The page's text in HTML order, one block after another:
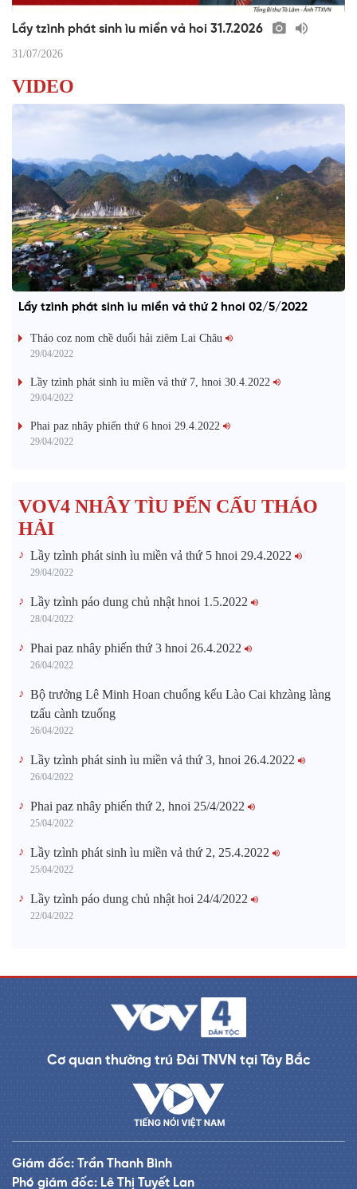
Lầy tzình phát sinh ìu miền vả hoi 31.7.2026
31/07/2026
VIDEO
Lầy tzình phát sinh ìu miền vả thứ 2 hnoi 02/5/2022
Tháo coz nom chề duổi hải ziêm Lai Châu
29/04/2022
Lầy tzình phát sinh ìu miền vả thứ 7, hnoi 30.4.2022
29/04/2022
Phai paz nhây phiến thứ 6 hnoi 29.4.2022
29/04/2022
VOV4 NHÂY TÌU PẾN CẤU THÁO
HẢI
Lầy tzình phát sinh ìu miền vả thứ 5 hnoi 29.4.2022
29/04/2022
Lầy tzình páo dung chủ nhật hnoi 1.5.2022
28/04/2022
Phai paz nhây phiến thứ 3 hnoi 26.4.2022
26/04/2022
Bộ trưởng Lê Minh Hoan chuổng kếu Lào Cai khzàng làng
tzấu cành tzuống​
26/04/2022
Lầy tzình phát sinh ìu miền vả thứ 3, hnoi 26.4.2022
26/04/2022
Phai paz nhây phiến thứ 2, hnoi 25/4/2022
25/04/2022
Lầy tzình phát sinh ìu miền vả thứ 2, 25.4.2022
25/04/2022
Lầy tzình páo dung chủ nhật hoi 24/4/2022
22/04/2022
Cơ quan thường trú Đài TNVN tại Tây Bắc
Giám đốc: Trần Thanh Bình
Phó giám đốc: Lê Thị Tuyết Lan